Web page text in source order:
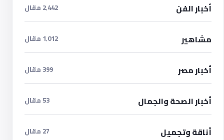
أخبار الفن 2٬442 مقال
مشاهير 1٬012 مقال
أخبار مصر 399 مقال
أخبار الصحة والجمال 53 مقال
أناقة وتجميل 27 مقال